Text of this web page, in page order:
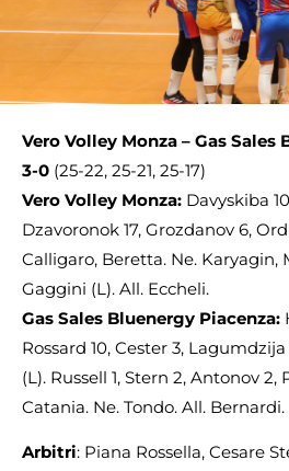
Vero Volley Monza – Gas Sales
3-0 (25-22, 25-21, 25-17)
Vero Volley Monza: Davyskiba
Dzavoronok 17, Grozdanov 6,
Calligaro, Beretta. Ne. Karyagin,
Gaggini (L). All. Eccheli.
Gas Sales Bluenergy Piacenza:
Rossard 10, Cester 3,
(L). Russell 1, Stern 2, Antonov 2,
Catania. Ne. Tondo. All. Bernardi.
Arbitri: Piana Rossella, Cesare